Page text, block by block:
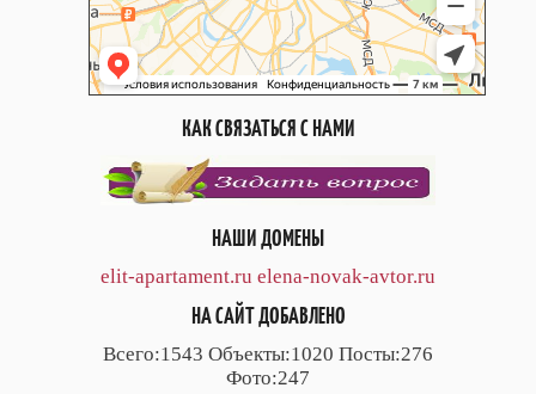
КАК СВЯЗАТЬСЯ С НАМИ
НАШИ ДОМЕНЫ
elit-apartament.ru elena-novak-avtor.ru
НА САЙТ ДОБАВЛЕНО
Всего:1543 Объекты:1020 Посты:276
Фото:247